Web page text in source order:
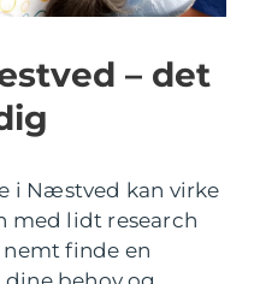
– det
i Næstved kan virke
med lidt research
finde en